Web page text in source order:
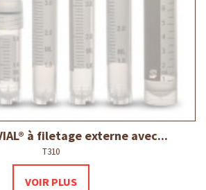
à filetage externe avec...
T310
VOIR PLUS